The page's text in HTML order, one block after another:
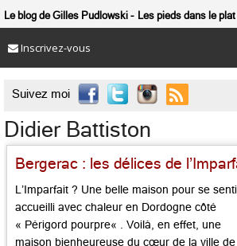
Le blog de Gilles Pudlowski Les pieds dans le plat
Inscrivez-vous
Suivez moi 
Didier Battiston
Bergerac : les délices de
L’Imparfait ? Une belle maison pour se
accueilli avec chaleur en Dordogne côté
« Périgord pourpre« . Voilà, en effet, une
maison bienheureuse du cœur de la ville de